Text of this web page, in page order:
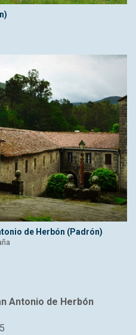
de Herbón (Padrón)
Antonio de Herbón